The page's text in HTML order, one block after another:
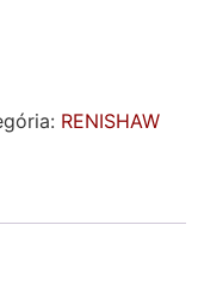
RENISHAW